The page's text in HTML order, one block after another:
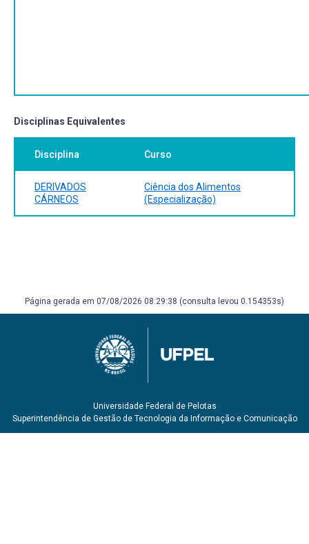
Disciplinas Equivalentes
Disciplina Curso
DERIVADOS
CÁRNEOS
Ciência dos Alimentos
(Especialização)
Página gerada em 07/08/2026 08:29:38 (consulta levou 0.154353s)
Universidade Federal de Pelotas
Superintendência de Gestão de Tecnologia da Informação e Comunicação